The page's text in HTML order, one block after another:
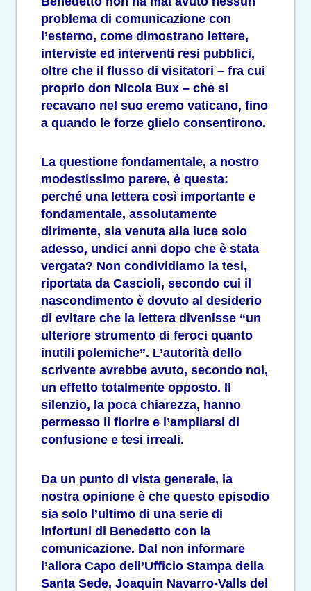
problema di comunicazione con
l’esterno, come dimostrano lettere,
interviste ed interventi resi pubblici,
oltre che il flusso di visitatori – fra cui
proprio don Nicola Bux – che si
recavano nel suo eremo vaticano, fino
a quando le forze glielo consentirono.
La questione fondamentale, a nostro
modestissimo parere, è questa:
perché una lettera così importante e
fondamentale, assolutamente
dirimente, sia venuta alla luce solo
adesso, undici anni dopo che è stata
vergata? Non condividiamo la tesi,
riportata da Cascioli, secondo cui il
nascondimento è dovuto al desiderio
di evitare che la lettera divenisse “un
ulteriore strumento di feroci quanto
inutili polemiche”. L’autorità dello
scrivente avrebbe avuto, secondo noi,
un effetto totalmente opposto. Il
silenzio, la poca chiarezza, hanno
permesso il fiorire e l’ampliarsi di
confusione e tesi irreali.
Da un punto di vista generale, la
nostra opinione è che questo episodio
sia solo l’ultimo di una serie di
infortuni di Benedetto con la
comunicazione. Dal non informare
l’allora Capo dell’Ufficio Stampa della
Santa Sede, Joaquin Navarro-Valls del